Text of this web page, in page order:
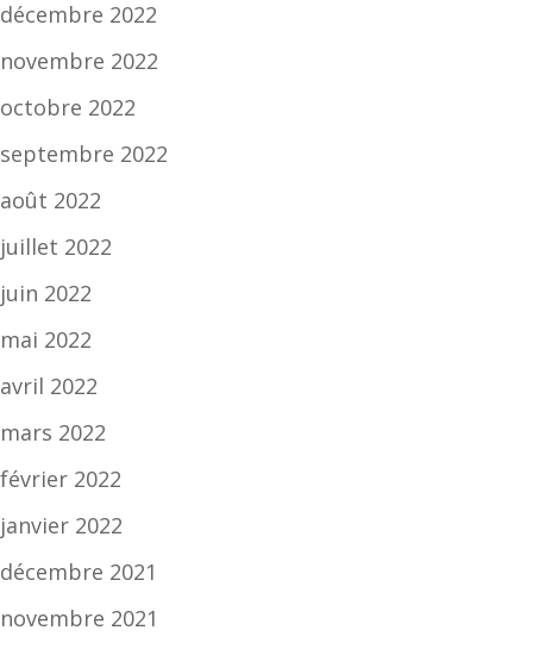
décembre 2022
novembre 2022
octobre 2022
septembre 2022
août 2022
juillet 2022
juin 2022
mai 2022
avril 2022
mars 2022
février 2022
janvier 2022
décembre 2021
novembre 2021